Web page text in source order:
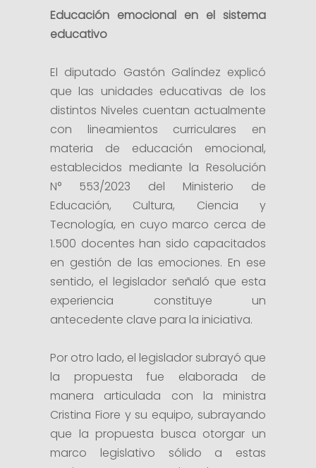
Educación emocional en el sistema
educativo
El diputado Gastón Galíndez explicó
que las unidades educativas de los
distintos Niveles cuentan actualmente
con lineamientos curriculares en
materia de educación emocional,
establecidos mediante la Resolución
N° 553/2023 del Ministerio de
Educación, Cultura, Ciencia y
Tecnología, en cuyo marco cerca de
1.500 docentes han sido capacitados
en gestión de las emociones. En ese
sentido, el legislador señaló que esta
experiencia constituye un
antecedente clave para la iniciativa.
Por otro lado, el legislador subrayó que
la propuesta fue elaborada de
manera articulada con la ministra
Cristina Fiore y su equipo, subrayando
que la propuesta busca otorgar un
marco legislativo sólido a estas